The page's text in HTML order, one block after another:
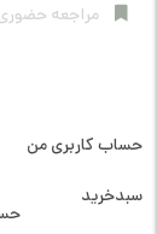
مراجعه
حساب کاربری من
سبدخرید